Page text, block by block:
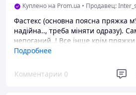
Куплено на Prom.ua • Продавец:
Фастекс (основна поясна пряжка
надійна.., треба міняти одразу).
непоганий..! Все інше крім
Преимущества
Подробнее
Комментарии 0